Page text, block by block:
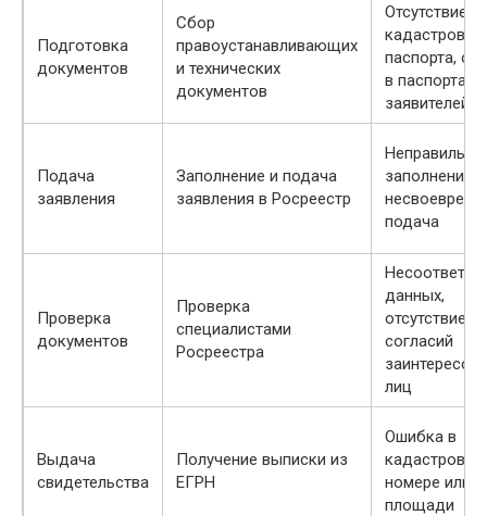
Подготовка
документов
Сбор
правоустанавливающих
и технических
документов
Отсутствие
паспорта,
в паспортах
заявителей
Подача
заявления
Заполнение и подача
заявления в Росреестр
заполнение
подача
Проверка
документов
Проверка
специалистами
Росреестра
данных,
отсутствие
согласий
лиц
Выдача
свидетельства
Получение выписки из
ЕГРН
Ошибка в
кадастровом
номере или
площади